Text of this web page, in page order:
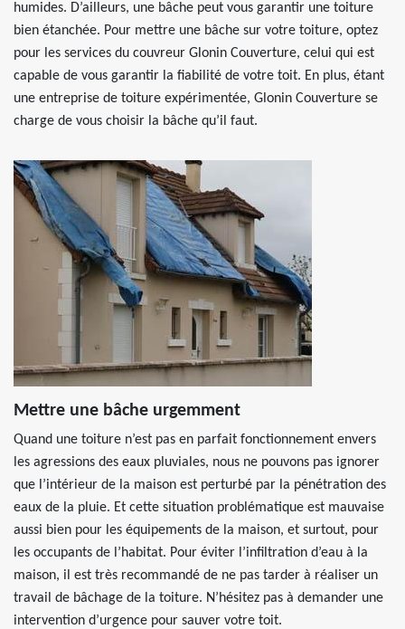
humides. D’ailleurs, une bâche peut vous garantir une toiture
bien étanchée. Pour mettre une bâche sur votre toiture, optez
pour les services du couvreur Glonin Couverture, celui qui est
capable de vous garantir la fiabilité de votre toit. En plus, étant
une entreprise de toiture expérimentée, Glonin Couverture se
charge de vous choisir la bâche qu’il faut.
Mettre une bâche urgemment
Quand une toiture n’est pas en parfait fonctionnement envers
les agressions des eaux pluviales, nous ne pouvons pas ignorer
que l’intérieur de la maison est perturbé par la pénétration des
eaux de la pluie. Et cette situation problématique est mauvaise
aussi bien pour les équipements de la maison, et surtout, pour
les occupants de l’habitat. Pour éviter l’infiltration d’eau à la
maison, il est très recommandé de ne pas tarder à réaliser un
travail de bâchage de la toiture. N’hésitez pas à demander une
intervention d’urgence pour sauver votre toit.